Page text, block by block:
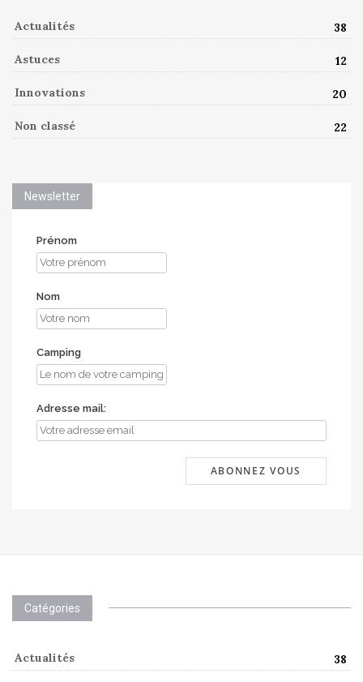
Actualités 38
Astuces 12
Innovations 20
Non classé 22
Newsletter
Prénom
Nom
Camping
Adresse mail:
Catégories
Actualités 38